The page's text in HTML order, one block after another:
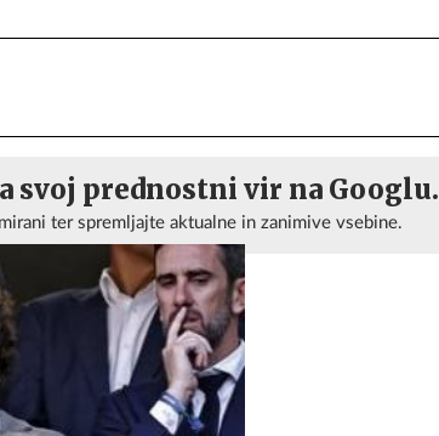
svoj prednostni vir na Googlu.
ter spremljajte aktualne in zanimive vsebine.